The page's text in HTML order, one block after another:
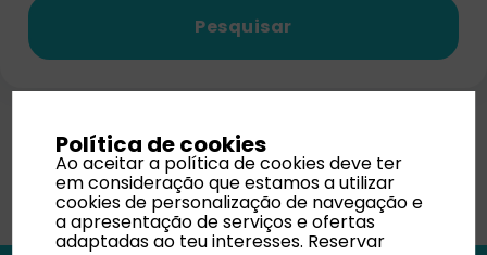
Pesquisar
Política de cookies
Ao aceitar a política de cookies deve ter
em consideração que estamos a utilizar
cookies de personalização de navegação e
a apresentação de serviços e ofertas
adaptadas ao teu interesses. Reservar